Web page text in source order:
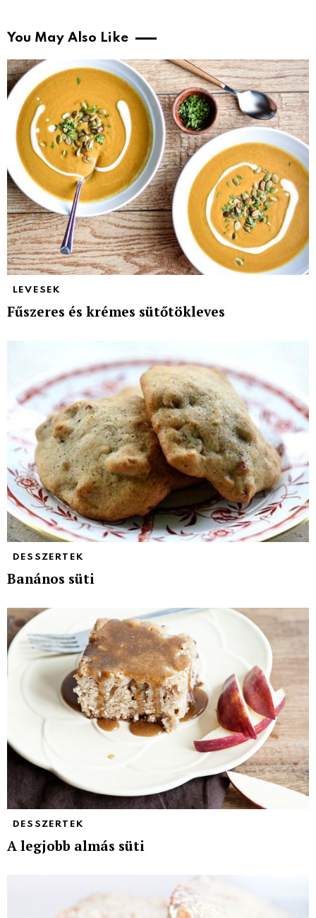
You May Also Like
LEVESEK
Fűszeres és krémes sütőtökleves
DESSZERTEK
Banános süti
DESSZERTEK
A legjobb almás süti